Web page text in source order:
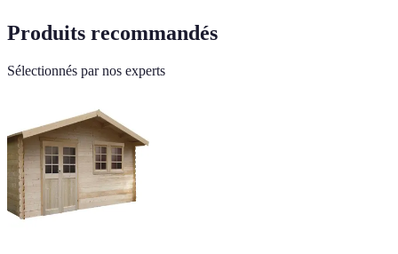
Produits recommandés
Sélectionnés par nos experts